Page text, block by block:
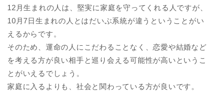
12月生まれの人は、堅実に家庭を守ってくれる人ですが、
10月7日生まれの人とはだいぶ系統が違うということがい
えるからです。
そのため、運命の人にこだわることなく、恋愛や結婚など
を考える方が良い相手と巡り会える可能性が高いというこ
とがいえるでしょう。
家庭に入るよりも、社会と関わっている方が良いです。